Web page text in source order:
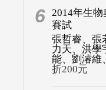
6 2014年生
賽試
張哲睿、張
力天、洪學
能、劉濬維
折200元